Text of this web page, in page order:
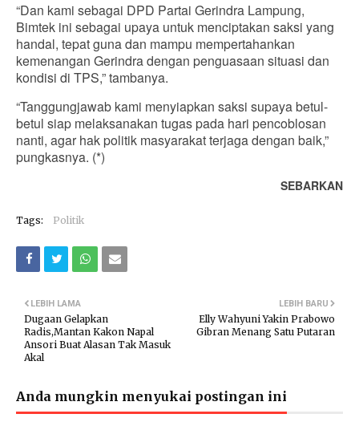
“Dan kami sebagai DPD Partai Gerindra Lampung,
Bimtek ini sebagai upaya untuk menciptakan saksi yang
handal, tepat guna dan mampu mempertahankan
kemenangan Gerindra dengan penguasaan situasi dan
kondisi di TPS,” tambanya.
“Tanggungjawab kami menyiapkan saksi supaya betul-
betul siap melaksanakan tugas pada hari pencoblosan
nanti, agar hak politik masyarakat terjaga dengan baik,”
pungkasnya. (*)
SEBARKAN
Tags: Politik
LEBIH BARU
Elly Wahyuni Yakin Prabowo
Gibran Menang Satu Putaran
LEBIH LAMA
Dugaan Gelapkan
Radis,Mantan Kakon Napal
Ansori Buat Alasan Tak Masuk
Akal
Anda mungkin menyukai postingan ini